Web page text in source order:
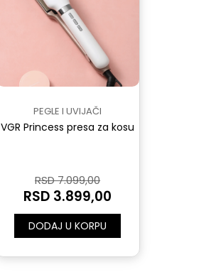
PEGLE I UVIJAČI
VGR Princess presa za kosu
RSD 7.099,00
RSD 3.899,00
DODAJ U KORPU